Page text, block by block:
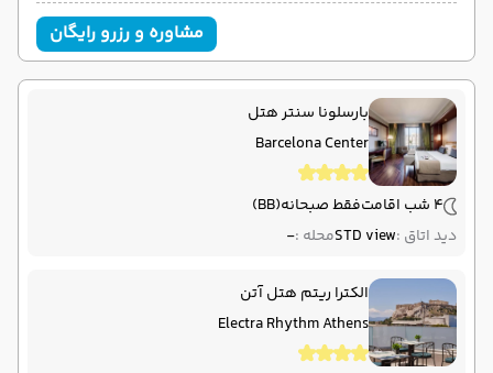
مشاوره و رزرو رایگان
بارسلونا سنتر هتل
Barcelona Center
4 شب اقامت فقط صبحانه(BB)
دید اتاق :STD viewمحله :-
الکترا ریتم هتل آتن
Electra Rhythm Athens